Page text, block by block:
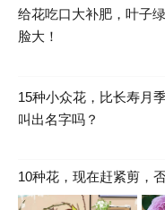
给花吃口大补肥，叶子
脸大！
15种小众花，比长寿月
叫出名字吗？
10种花，现在赶紧剪，